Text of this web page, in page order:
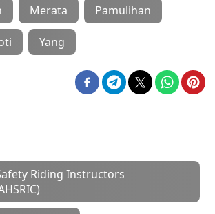
Merata Pamulihan
Yang
Riding Instructors